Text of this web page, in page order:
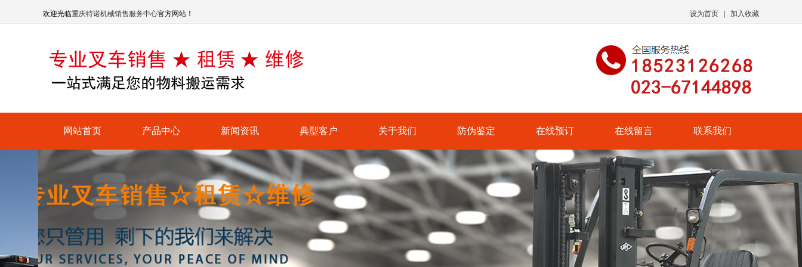
欢迎光临重庆特诺机械销售服务中心官方网站！ 设为首页 加入收藏
网站首页 产品中心 新闻资讯 典型客户 关于我们 防伪鉴定 在线预订 在线留言 联系我们